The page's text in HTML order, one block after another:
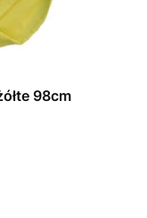
98cm